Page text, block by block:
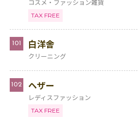
コスメ・ファッション雑貨
TAX FREE
101 白洋舎
クリーニング
102 ヘザー
レディスファッション
TAX FREE